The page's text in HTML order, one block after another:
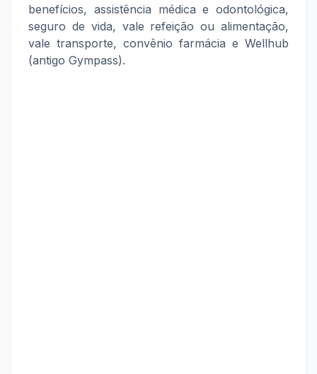
benefícios, assistência médica e odontológica,
seguro de vida, vale refeição ou alimentação,
vale transporte, convênio farmácia e Wellhub
(antigo Gympass).